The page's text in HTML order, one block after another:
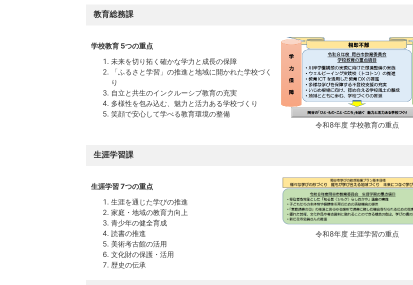
教育総務課
令和8年度 学校教育の重点
学校教育 5つの重点
未来を切り拓く確かな学力と成長の保障
「ふるさと学習」の推進と地域に開かれた学校づく
り
自立と共生のインクルーシブ教育の充実
多様性を包み込む、魅力と活力ある学校づくり
笑顔で安心して学べる教育環境の整備
生涯学習課
令和8年度 生涯学習の重点
生涯学習 7つの重点
生涯を通じた学びの推進
家庭・地域の教育力向上
青少年の健全育成
読書の推進
美術考古館の活用
文化財の保護・活用
歴史の伝承